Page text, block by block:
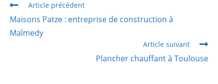
Article précédent
Maisons Patze : entreprise de construction à
Malmedy
Article suivant
Plancher chauffant à Toulouse